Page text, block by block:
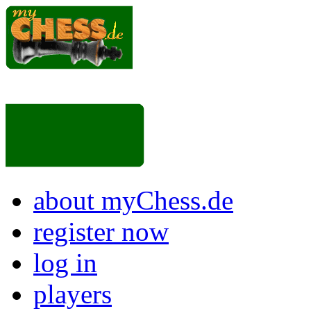
about myChess.de
register now
log in
players